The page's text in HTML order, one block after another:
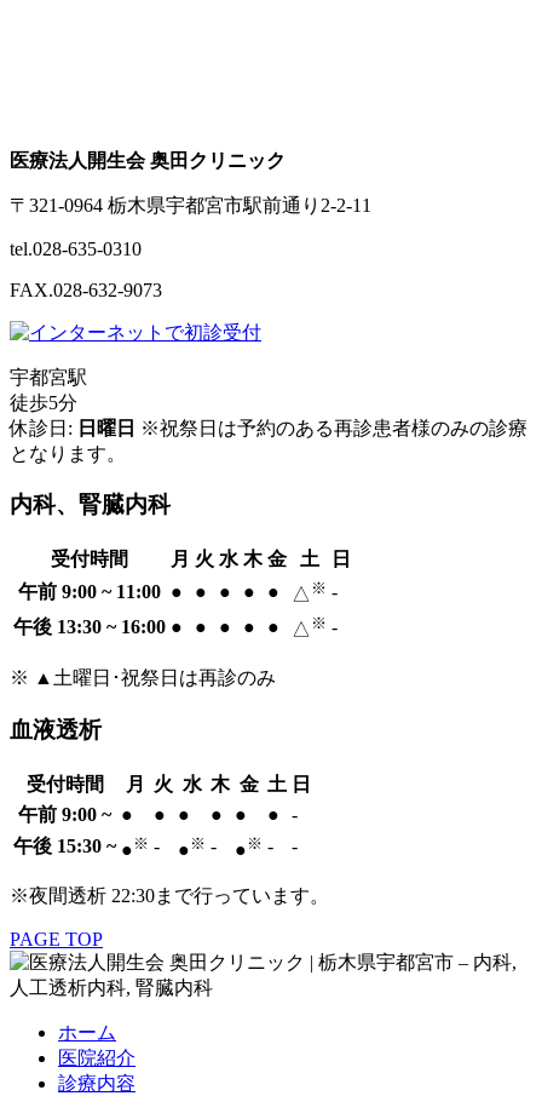
医療法人開生会 奥田クリニック
〒321-0964 栃木県宇都宮市駅前通り2-2-11
tel.028-635-0310
FAX.028-632-9073
宇都宮駅
徒歩5分
休診日: 日曜日 ※祝祭日は予約のある再診患者様のみの診療
となります。
内科、腎臓内科
受付時間 月 火 水 木 金 土
日
午前 9:00 ~ 11:00 ● ● ● ● ● △ ※ -
午後 13:30 ~ 16:00 ● ● ● ● ● △ ※ -
※ ▲土曜日･祝祭日は再診のみ
血液透析
受付時間 月 火 水 木 金 土 日
午前 9:00 ~ ● ● ● ● ● ●
-
午後 15:30 ~ ● ※ - ● ※ - ● ※ - -
※夜間透析 22:30まで行っています。
PAGE TOP
ホーム
医院紹介
診療内容